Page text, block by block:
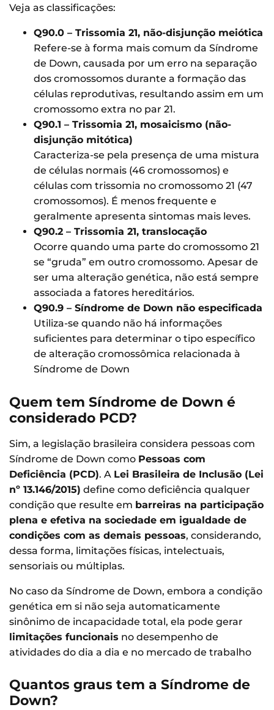
Veja as classificações:
Q90.0 – Trissomia 21, não-disjunção meiótica
Refere-se à forma mais comum da Síndrome
de Down, causada por um erro na separação
dos cromossomos durante a formação das
células reprodutivas, resultando assim em um
cromossomo extra no par 21.
Q90.1 – Trissomia 21, mosaicismo (não-
disjunção mitótica)
Caracteriza-se pela presença de uma mistura
de células normais (46 cromossomos) e
células com trissomia no cromossomo 21 (47
cromossomos). É menos frequente e
geralmente apresenta sintomas mais leves.
Q90.2 – Trissomia 21, translocação
Ocorre quando uma parte do cromossomo 21
se “gruda” em outro cromossomo. Apesar de
ser uma alteração genética, não está sempre
associada a fatores hereditários.
Q90.9 – Síndrome de Down não especificada
Utiliza-se quando não há informações
suficientes para determinar o tipo específico
de alteração cromossômica relacionada à
Síndrome de Down
Quem tem Síndrome de Down é
considerado PCD?
Sim, a legislação brasileira considera pessoas com
Síndrome de Down como Pessoas com
Deficiência (PCD). A Lei Brasileira de Inclusão (Lei
nº 13.146/2015) define como deficiência qualquer
condição que resulte em barreiras na participação
plena e efetiva na sociedade em igualdade de
condições com as demais pessoas, considerando,
dessa forma, limitações físicas, intelectuais,
sensoriais ou múltiplas.
No caso da Síndrome de Down, embora a condição
genética em si não seja automaticamente
sinônimo de incapacidade total, ela pode gerar
limitações funcionais no desempenho de
atividades do dia a dia e no mercado de trabalho
Quantos graus tem a Síndrome de
Down?